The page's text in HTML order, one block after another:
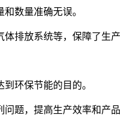
数量准确无误。
排放系统等，保障了生产
环保节能的目的。
题，提高生产效率和产